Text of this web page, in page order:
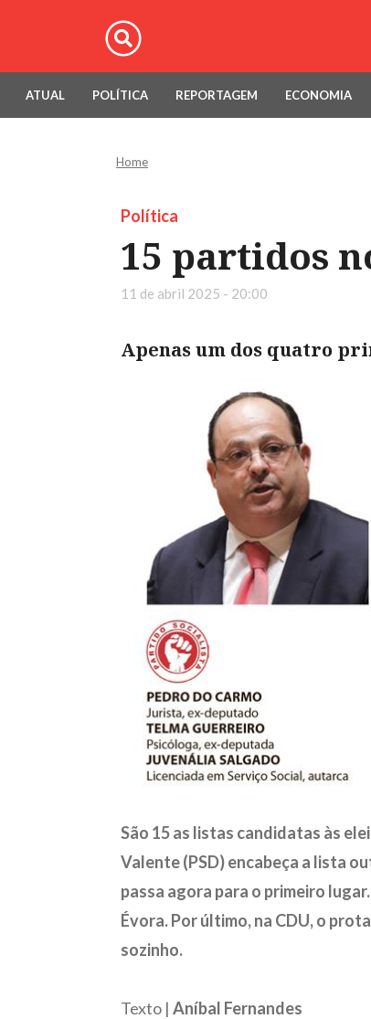
ATUAL POLÍTICA REPORTAGEM ECONOMIA
Home
Política
15 partidos
11 de abril 2025 - 20:00
Apenas um dos quatro
São 15 as listas candidatas às
Valente (PSD) encabeça a lista
passa agora para o primeiro
Évora. Por último, na CDU, o
sozinho.
Texto | Aníbal Fernandes